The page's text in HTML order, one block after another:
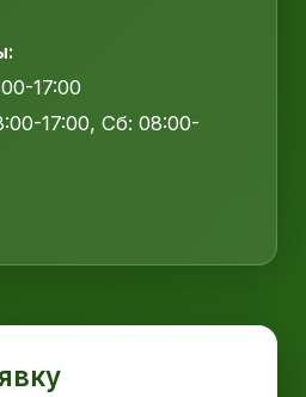
17:00
17:00, Сб: 08:00-